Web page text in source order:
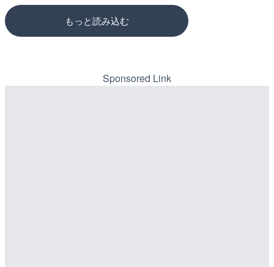
もっと読み込む
Sponsored Link